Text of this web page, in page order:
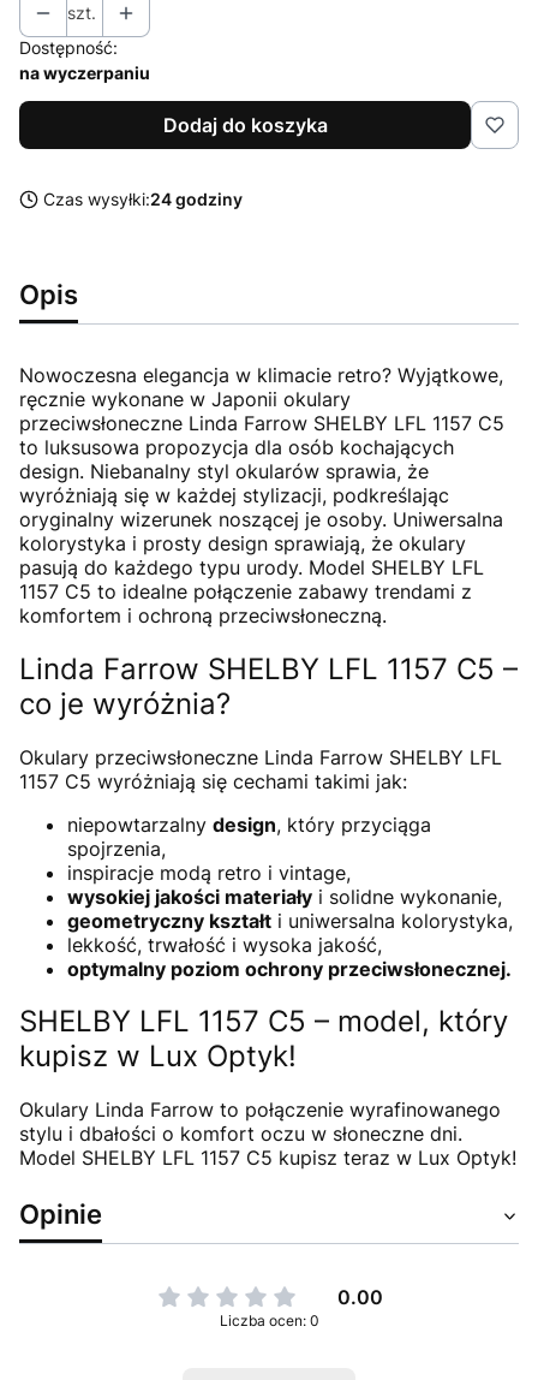
szt.
Dostępność:
na wyczerpaniu
Dodaj do koszyka
Czas wysyłki:24 godziny
Opis
Nowoczesna elegancja w klimacie retro? Wyjątkowe,
ręcznie wykonane w Japonii okulary
przeciwsłoneczne Linda Farrow SHELBY LFL 1157 C5
to luksusowa propozycja dla osób kochających
design. Niebanalny styl okularów sprawia, że
wyróżniają się w każdej stylizacji, podkreślając
oryginalny wizerunek noszącej je osoby. Uniwersalna
kolorystyka i prosty design sprawiają, że okulary
pasują do każdego typu urody. Model SHELBY LFL
1157 C5 to idealne połączenie zabawy trendami z
komfortem i ochroną przeciwsłoneczną.
Linda Farrow SHELBY LFL 1157 C5 –
co je wyróżnia?
Okulary przeciwsłoneczne Linda Farrow SHELBY LFL
1157 C5 wyróżniają się cechami takimi jak:
niepowtarzalny design, który przyciąga
spojrzenia,
inspiracje modą retro i vintage,
wysokiej jakości materiały i solidne wykonanie,
geometryczny kształt i uniwersalna kolorystyka,
lekkość, trwałość i wysoka jakość,
optymalny poziom ochrony przeciwsłonecznej.
SHELBY LFL 1157 C5 – model, który
kupisz w Lux Optyk!
Okulary Linda Farrow to połączenie wyrafinowanego
stylu i dbałości o komfort oczu w słoneczne dni.
Model SHELBY LFL 1157 C5 kupisz teraz w Lux Optyk!
Opinie
0.00
Liczba ocen: 0